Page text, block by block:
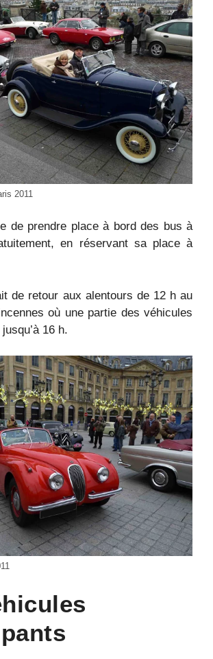
2011
de prendre place à bord des bus à
en réservant sa place à
de retour aux alentours de 12 h au
où une partie des véhicules
16 h.